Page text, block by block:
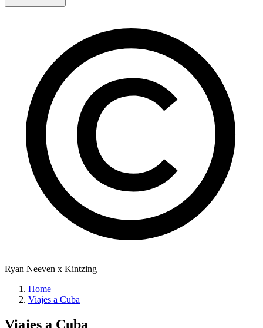
Ryan Neeven x Kintzing
Home
Viajes a Cuba
Viajes a Cuba